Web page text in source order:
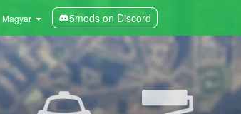
Magyar 5mods on Discord